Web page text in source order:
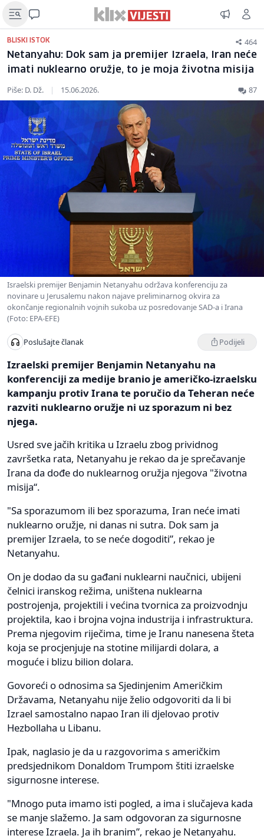
BLISKI ISTOK 464
Netanyahu: Dok sam ja premijer Izraela, Iran neće
imati nuklearno oružje, to je moja životna misija
Piše: D. Dž. | 15.06.2026. 87
Israelski premijer Benjamin Netanyahu održava konferenciju za
novinare u Jerusalemu nakon najave preliminarnog okvira za
okončanje regionalnih vojnih sukoba uz posredovanje SAD-a i Irana
(Foto: EPA-EFE)
Poslušajte članak Podijeli
Izraelski premijer Benjamin Netanyahu na
konferenciji za medije branio je američko-izraelsku
kampanju protiv Irana te poručio da Teheran neće
razviti nuklearno oružje ni uz sporazum ni bez
njega.
Usred sve jačih kritika u Izraelu zbog prividnog
završetka rata, Netanyahu je rekao da je sprečavanje
Irana da dođe do nuklearnog oružja njegova "životna
misija“.
"Sa sporazumom ili bez sporazuma, Iran neće imati
nuklearno oružje, ni danas ni sutra. Dok sam ja
premijer Izraela, to se neće dogoditi”, rekao je
Netanyahu.
On je dodao da su gađani nuklearni naučnici, ubijeni
čelnici iranskog režima, uništena nuklearna
postrojenja, projektili i većina tvornica za proizvodnju
projektila, kao i brojna vojna industrija i infrastruktura.
Prema njegovim riječima, time je Iranu nanesena šteta
koja se procjenjuje na stotine milijardi dolara, a
moguće i blizu bilion dolara.
Govoreći o odnosima sa Sjedinjenim Američkim
Državama, Netanyahu nije želio odgovoriti da li bi
Izrael samostalno napao Iran ili djelovao protiv
Hezbollaha u Libanu.
Ipak, naglasio je da u razgovorima s američkim
predsjednikom Donaldom Trumpom štiti izraelske
sigurnosne interese.
"Mnogo puta imamo isti pogled, a ima i slučajeva kada
se manje slažemo. Ja sam odgovoran za sigurnosne
interese Izraela. Ja ih branim”, rekao je Netanyahu.